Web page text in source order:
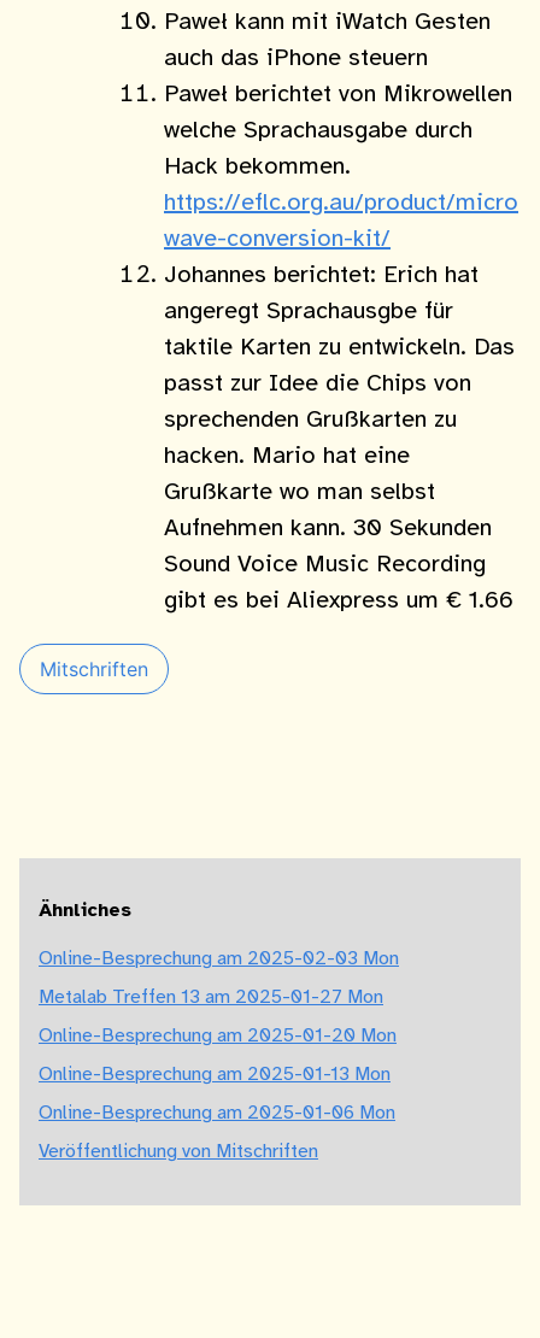
Paweł kann mit iWatch Gesten
auch das iPhone steuern
Paweł berichtet von Mikrowellen
welche Sprachausgabe durch
Hack bekommen.
https://eflc.org.au/product/micro
wave-conversion-kit/
Johannes berichtet: Erich hat
angeregt Sprachausgbe für
taktile Karten zu entwickeln. Das
passt zur Idee die Chips von
sprechenden Grußkarten zu
hacken. Mario hat eine
Grußkarte wo man selbst
Aufnehmen kann. 30 Sekunden
Sound Voice Music Recording
gibt es bei Aliexpress um € 1.66
Mitschriften
Ähnliches
Online-Besprechung am 2025-02-03 Mon
Metalab Treffen 13 am 2025-01-27 Mon
Online-Besprechung am 2025-01-20 Mon
Online-Besprechung am 2025-01-13 Mon
Online-Besprechung am 2025-01-06 Mon
Veröffentlichung von Mitschriften